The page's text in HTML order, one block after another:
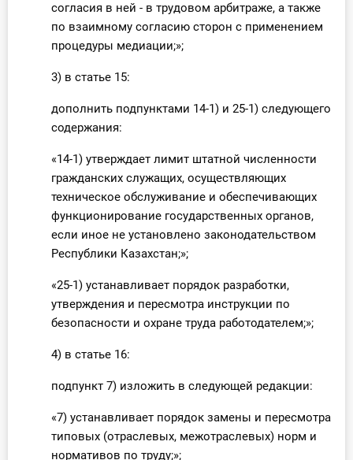
согласия в ней - в трудовом арбитраже, а также
по взаимному согласию сторон с применением
процедуры медиации;»;
3) в статье 15:
дополнить подпунктами 14-1) и 25-1) следующего
содержания:
«14-1) утверждает лимит штатной численности
гражданских служащих, осуществляющих
техническое обслуживание и обеспечивающих
функционирование государственных органов,
если иное не установлено законодательством
Республики Казахстан;»;
«25-1) устанавливает порядок разработки,
утверждения и пересмотра инструкции по
безопасности и охране труда работодателем;»;
4) в статье 16:
подпункт 7) изложить в следующей редакции:
«7) устанавливает порядок замены и пересмотра
типовых (отраслевых, межотраслевых) норм и
нормативов по труду;»;